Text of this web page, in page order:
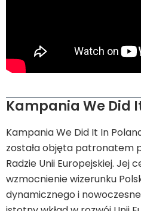
Kampania We Did
Kampania We Did It In
została objęta patronatem
Radzie Unii Europejskiej. Jej
wzmocnienie wizerunku
dynamicznego i